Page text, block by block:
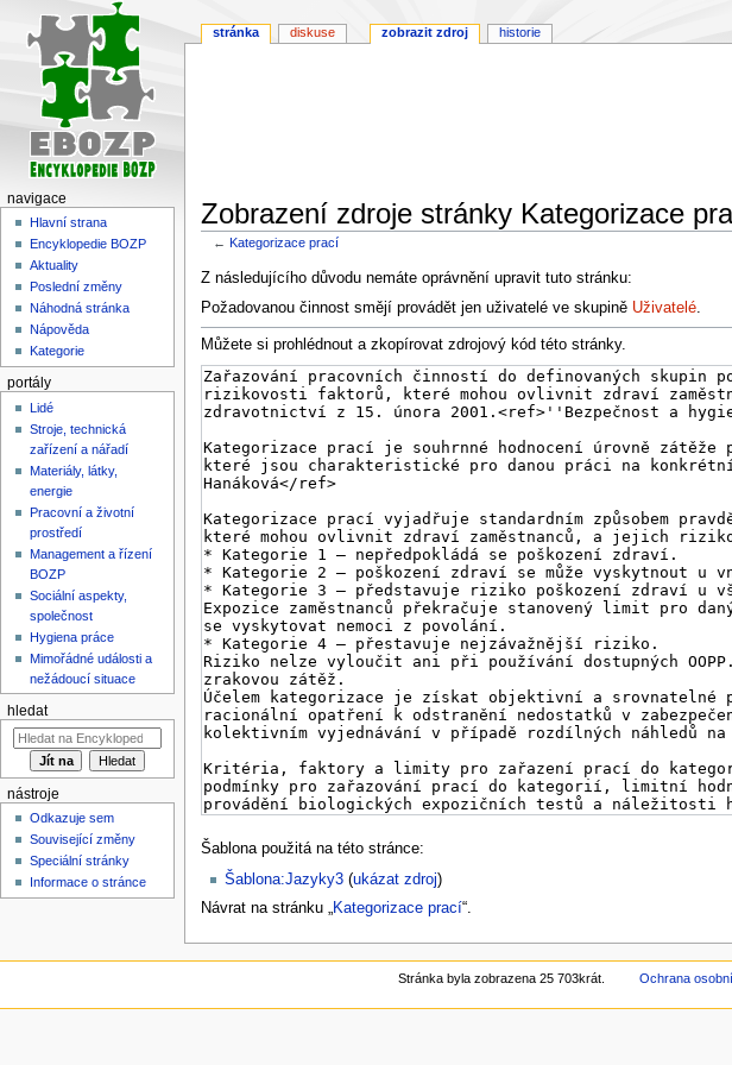
Zobrazení zdroje stránky Kategorizace
←Kategorizace prací
Skočit
na
Skočit
na
Z následujícího důvodu nemáte oprávnění upravit tuto stránku:
Požadovanou činnost smějí provádět jen uživatelé ve skupině Uživatelé.
Můžete si prohlédnout a zkopírovat zdrojový kód této stránky.
Šablona použitá na této stránce:
Šablona:Jazyky3(ukázat zdroj)
Návrat na stránku „
Kategorizace prací“.
stránka diskuse zobrazit zdroj historie
navigace
Hlavní strana
Encyklopedie BOZP
Aktuality
Poslední změny
Náhodná stránka
Nápověda
Kategorie
portály
Lidé
Stroje, technická
zařízení a nářadí
Materiály, látky,
energie
Pracovní a životní
prostředí
Management a řízení
BOZP
Sociální aspekty,
společnost
Hygiena práce
Mimořádné události a
nežádoucí situace
hledat
nástroje
Odkazuje sem
Související změny
Speciální stránky
Informace o stránce
Stránka byla zobrazena 25 703krát. Ochrana